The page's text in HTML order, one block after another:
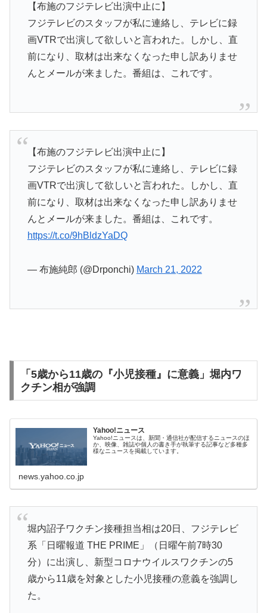
【布施のフジテレビ出演中止に】
フジテレビのスタッフが私に連絡し、テレビに録
画VTRで出演して欲しいと言われた。しかし、直
前になり、取材は出来なくなった申し訳ありませ
んとメールが来ました。番組は、これです。
【布施のフジテレビ出演中止に】
フジテレビのスタッフが私に連絡し、テレビに録
画VTRで出演して欲しいと言われた。しかし、直
前になり、取材は出来なくなった申し訳ありませ
んとメールが来ました。番組は、これです。
https://t.co/9hBldzYaDQ
— 布施純郎 (@Drponchi) March 21, 2022
「5歳から11歳の『小児接種』に意義」堀内ワ
クチン相が強調
Yahoo!ニュース
Yahoo!ニュースは、新聞・通信社が配信するニュースのほ
か、映像、雑誌や個人の書き手が執筆する記事など多種多
様なニュースを掲載しています。
news.yahoo.co.jp
堀内詔子ワクチン接種担当相は20日、フジテレビ
系「日曜報道 THE PRIME」（日曜午前7時30
分）に出演し、新型コロナウイルスワクチンの5
歳から11歳を対象とした小児接種の意義を強調し
た。